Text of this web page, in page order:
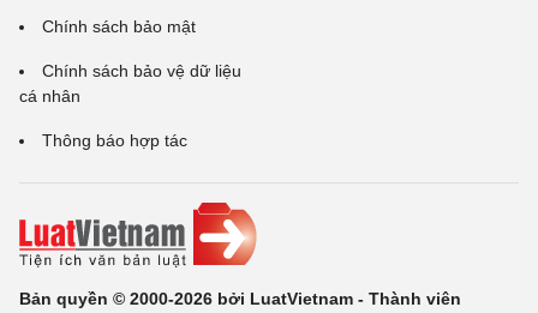
Chính sách bảo mật
Chính sách bảo vệ dữ liệu
cá nhân
Thông báo hợp tác
Bản quyền © 2000-2026 bởi LuatVietnam - Thành viên